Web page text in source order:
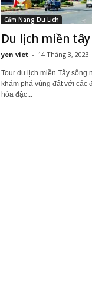
Cẩm Nang Du Lịch
Du lịch miền
yen viet - 14 Tháng 3, 2023
Tour du lịch miền Tây sông
khám phá vùng đất với các
hóa đặc...